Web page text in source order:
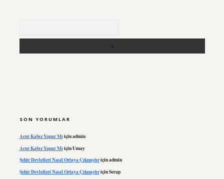
SON YORUMLAR
Acur Kabız Yapar Mıiçinadmin
Acur Kabız Yapar Mı içinUmay
Şehir Devletleri Nasıl Ortaya Çıkmıştıriçinadmin
Şehir Devletleri Nasıl Ortaya ÇıkmıştıriçinSerap